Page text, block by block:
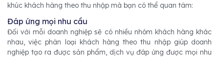
khúc khách hàng theo thu nhập mà bạn có thể quan tâm:
Đáp ứng mọi nhu cầu
Đối với mỗi doanh nghiệp sẽ có nhiều nhóm khách hàng khác
nhau, việc phân loại khách hàng theo thu nhập giúp doanh
nghiệp tạo ra được sản phẩm, dịch vụ đáp ứng được mọi nhu